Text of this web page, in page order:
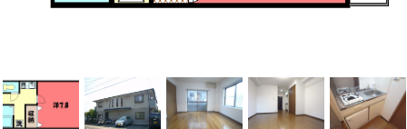
ハウスメーカー施工特集！
路線·駅から探す